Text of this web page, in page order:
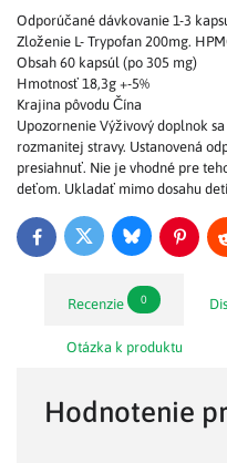
Odporúčané dávkovanie 1-3
Zloženie L- Trypofan 200mg.
Obsah 60 kapsúl (po 305 mg)
Hmotnosť 18,3g +-5%
Krajina pôvodu Čína
Upozornenie Výživový doplnok
rozmanitej stravy. Ustanovená
presiahnuť. Nie je vhodné pre
deťom. Ukladať mimo dosahu
FacebookTwitter Bluesky
Recenzie 0
Otázka k produktu
Hodnotenie